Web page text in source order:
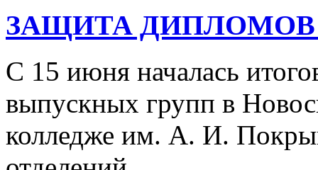
ЗАЩИТА ДИПЛОМОВ
С 15 июня началась
выпускных групп в
колледже им. А. И.